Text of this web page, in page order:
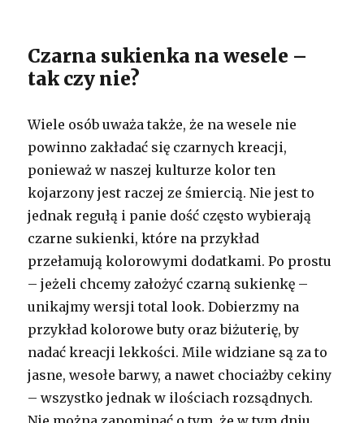
Czarna sukienka na wesele –
tak czy nie?
Wiele osób uważa także, że na wesele nie
powinno zakładać się czarnych kreacji,
ponieważ w naszej kulturze kolor ten
kojarzony jest raczej ze śmiercią. Nie jest to
jednak regułą i panie dość często wybierają
czarne sukienki, które na przykład
przełamują kolorowymi dodatkami. Po prostu
– jeżeli chcemy założyć czarną sukienkę –
unikajmy wersji total look. Dobierzmy na
przykład kolorowe buty oraz biżuterię, by
nadać kreacji lekkości. Mile widziane są za to
jasne, wesołe barwy, a nawet chociażby cekiny
– wszystko jednak w ilościach rozsądnych.